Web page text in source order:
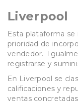
Liverpool
Esta plataforma se
prioridad de
vendedor.
registrarse y
En Liverpool se
calificaciones y
ventas